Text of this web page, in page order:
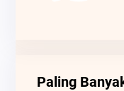
Paling